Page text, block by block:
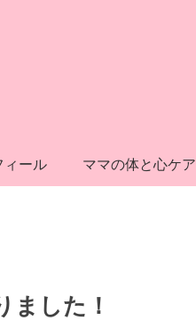
ィール ママの体と心ケア
した！